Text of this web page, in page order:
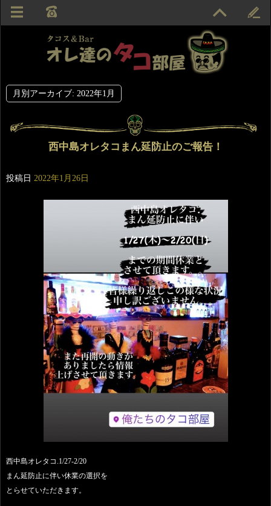
月別アーカイブ: 2022年1月
西中島オレタコまん延防止のご報告！
投稿日 2022年1月26日
西中島オレタコ.1/27-2/20
まん延防止に伴い休業の選択を
とらせていただきます。